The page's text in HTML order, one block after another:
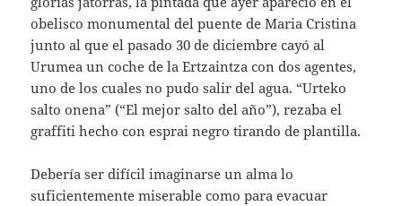
obelisco monumental del puente de Maria Cristina
junto al que el pasado 30 de diciembre cayó al
Urumea un coche de la Ertzaintza con dos agentes,
uno de los cuales no pudo salir del agua. “Urteko
salto onena” (“El mejor salto del año”), rezaba el
graffiti hecho con esprai negro tirando de plantilla.
Debería ser difícil imaginarse un alma lo
suficientemente miserable como para evacuar